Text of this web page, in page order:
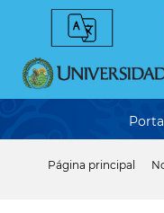
Página principal